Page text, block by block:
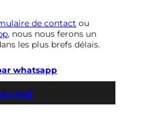
de contact ou
, nous nous ferons un
les plus brefs délais.
whatsapp
mail